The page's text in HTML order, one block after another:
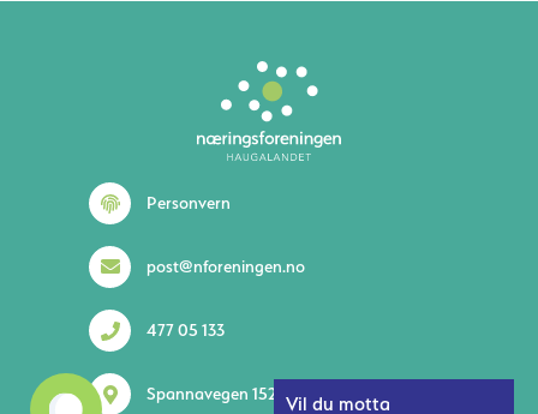
Vil du motta
Personvern
post@nforeningen.no
477 05 133
Spannavegen 152 5535 Haugesund
1